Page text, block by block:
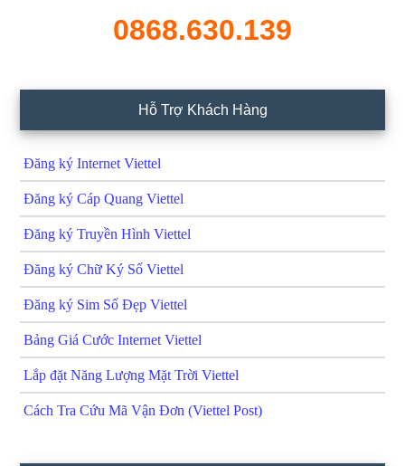
0868.630.139
Hỗ Trợ Khách Hàng
Đăng ký Internet Viettel
Đăng ký Cáp Quang Viettel
Đăng ký Truyền Hình Viettel
Đăng ký Chữ Ký Số Viettel
Đăng ký Sim Số Đẹp Viettel
Bảng Giá Cước Internet Viettel
Lắp đặt Năng Lượng Mặt Trời Viettel
Cách Tra Cứu Mã Vận Đơn (Viettel Post)